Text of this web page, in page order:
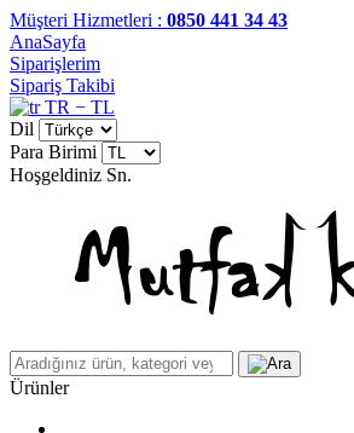
Müşteri Hizmetleri : 0850 441 34 43
AnaSayfa
Siparişlerim
Sipariş Takibi
TR − TL
Dil
Para Birimi
Hoşgeldiniz Sn.
Ürünler